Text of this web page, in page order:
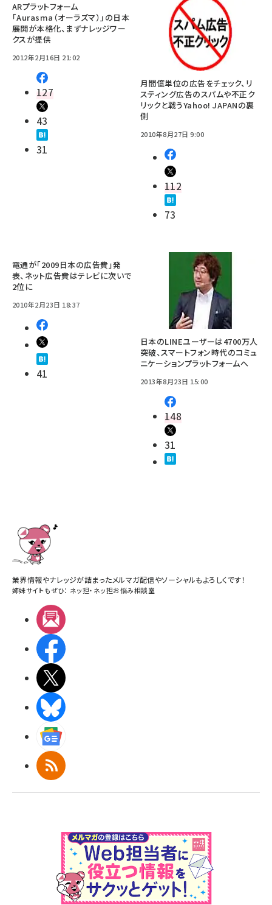
ARプラットフォーム
「Aurasma（オーラズマ）」の日本
展開が本格化、まずナレッジワー
クスが提供
2012年2月16日 21:02
127
43
31
月間億単位の広告をチェック、リ
スティング広告のスパムや不正ク
リックと戦うYahoo! JAPANの裏
側
2010年8月27日 9:00
112
73
電通が「2009日本の広告費」発
表、ネット広告費はテレビに次いで
2位に
2010年2月23日 18:37
41
日本のLINEユーザーは4700万人
突破、スマートフォン時代のコミュ
ニケーションプラットフォームへ
2013年8月23日 15:00
148
31
業界情報やナレッジが詰まったメルマガ配信やソーシャルもよろしくです！
姉妹サイトもぜひ： ネッ担・ ネッ担お悩み相談室
RSS